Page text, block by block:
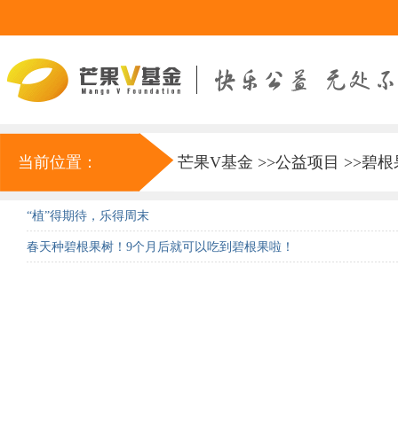
当前位置： 芒果V基金 >>公益项目 >>碧根
“植”得期待，乐得周末
春天种碧根果树！9个月后就可以吃到碧根果啦！